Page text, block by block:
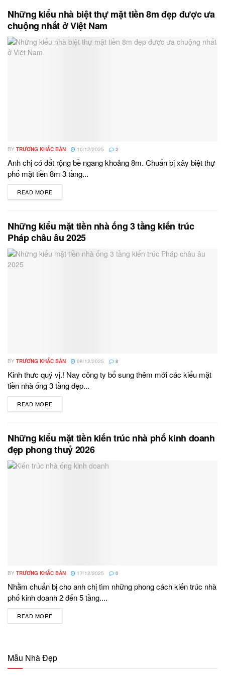
Những kiểu nhà biệt thự mặt tiền 8m đẹp được ưa
chuộng nhất ở Việt Nam
BY TRƯƠNG KHẮC BẢN 10/12/2025 2
Anh chị có đất rộng bề ngang khoảng 8m. Chuẩn bị xây biệt thự
phố mặt tiền 8m 3 tầng...
READ MORE
Những kiểu mặt tiền nhà ống 3 tầng kiến trúc
Pháp châu âu 2025
BY TRƯƠNG KHẮC BẢN 08/12/2025 8
Kinh thưc quý vị.! Nay công ty bổ sung thêm mới các kiểu mặt
tiền nhà ống 3 tầng đẹp...
READ MORE
Những kiểu mặt tiền kiến trúc nhà phố kinh doanh
đẹp phong thuỷ 2026
BY TRƯƠNG KHẮC BẢN 17/12/2025 0
Nhằm chuẩn bị cho anh chị tìm những phong cách kiến trúc nhà
phố kinh doanh 2 đến 5 tầng....
READ MORE
Mẫu Nhà Đẹp